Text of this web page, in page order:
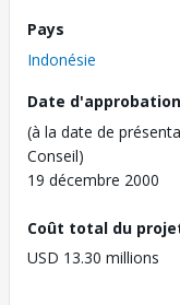
Pays
Indonésie
Date d'approbation
(à la date de
Conseil)
19 décembre 2000
Coût total du
USD 13.30 millions